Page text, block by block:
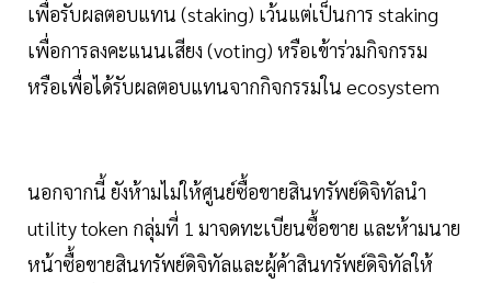
เพื่อรับผลตอบแทน (staking) เว้นแต่เป็นการ staking
เพื่อการลงคะแนนเสียง (voting) หรือเข้าร่วมกิจกรรม
หรือเพื่อได้รับผลตอบแทนจากกิจกรรมใน ecosystem
นอกจากนี้ ยังห้ามไม่ให้ศูนย์ซื้อขายสินทรัพย์ดิจิทัลนำ
utility token กลุ่มที่ 1 มาจดทะเบียนซื้อขาย และห้ามนาย
หน้าซื้อขายสินทรัพย์ดิจิทัลและผู้ค้าสินทรัพย์ดิจิทัลให้